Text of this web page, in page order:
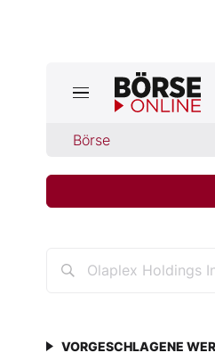
Börse
Börse
Abo & Shop
VORGESCHLAGENE